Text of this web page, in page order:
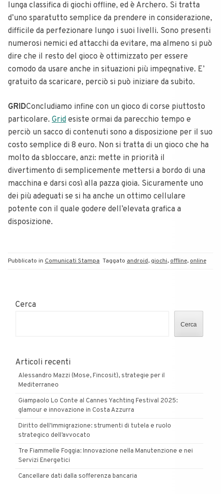
lunga classifica di giochi offline, ed è Archero. Si tratta
d’uno sparatutto semplice da prendere in considerazione,
difficile da perfezionare lungo i suoi livelli. Sono presenti
numerosi nemici ed attacchi da evitare, ma almeno si può
dire che il resto del gioco è ottimizzato per essere
comodo da usare anche in situazioni più impegnative. E’
gratuito da scaricare, perciò si può iniziare da subito.
GRIDConcludiamo infine con un gioco di corse piuttosto
particolare. Grid esiste ormai da parecchio tempo e
perciò un sacco di contenuti sono a disposizione per il suo
costo semplice di 8 euro. Non si tratta di un gioco che ha
molto da sbloccare, anzi: mette in priorità il
divertimento di semplicemente mettersi a bordo di una
macchina e darsi così alla pazza gioia. Sicuramente uno
dei più adeguati se si ha anche un ottimo cellulare
potente con il quale godere dell’elevata grafica a
disposizione.
Pubblicato in Comunicati Stampa Taggato android, giochi, offline, online
Cerca
Cerca
Articoli recenti
Alessandro Mazzi (Mose, Fincosit), strategie per il
Mediterraneo
Giampaolo Lo Conte al Cannes Yachting Festival 2025:
glamour e innovazione in Costa Azzurra
Diritto dell’immigrazione: strumenti di tutela e ruolo
strategico dell’avvocato
Tre Fiammelle Foggia: Innovazione nella Manutenzione e nei
Servizi Energetici
Cancellare dati dalla sofferenza bancaria